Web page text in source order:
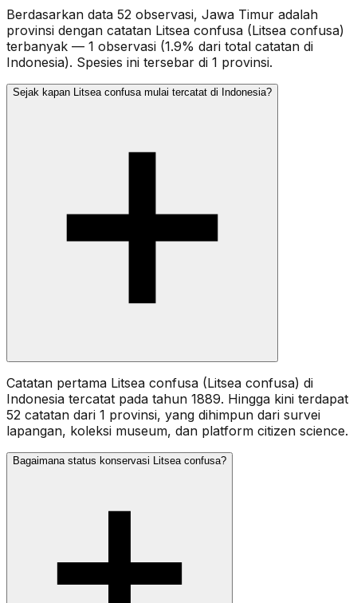
Berdasarkan data 52 observasi, Jawa Timur adalah
provinsi dengan catatan Litsea confusa (Litsea confusa)
terbanyak — 1 observasi (1.9% dari total catatan di
Indonesia). Spesies ini tersebar di 1 provinsi.
Sejak kapan Litsea confusa mulai tercatat di Indonesia?
Catatan pertama Litsea confusa (Litsea confusa) di
Indonesia tercatat pada tahun 1889. Hingga kini terdapat
52 catatan dari 1 provinsi, yang dihimpun dari survei
lapangan, koleksi museum, dan platform citizen science.
Bagaimana status konservasi Litsea confusa?